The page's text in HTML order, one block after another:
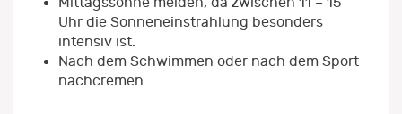
Uhr die Sonneneinstrahlung besonders
intensiv ist.
Nach dem Schwimmen oder nach dem Sport
nachcremen.